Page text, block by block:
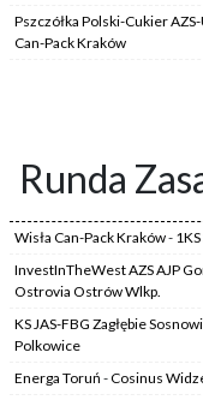
Pszczółka Polski-Cukier
Can-Pack Kraków
Runda
Wisła Can-Pack Kraków-
InvestInTheWest AZS AJP
Ostrovia Ostrów Wlkp.
KS JAS-FBG Zagłębie
Polkowice
Energa Toruń -Cosinus